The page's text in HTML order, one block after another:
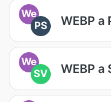
We
PS
WEBP a
We
SV
WEBP a